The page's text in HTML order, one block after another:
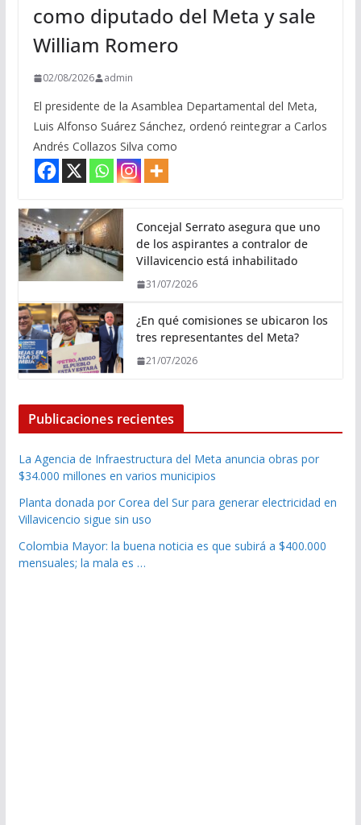
como diputado del Meta y sale
William Romero
02/08/2026 admin
El presidente de la Asamblea Departamental del Meta,
Luis Alfonso Suárez Sánchez, ordenó reintegrar a Carlos
Andrés Collazos Silva como
Concejal Serrato asegura que uno
de los aspirantes a contralor de
Villavicencio está inhabilitado
31/07/2026
¿En qué comisiones se ubicaron los
tres representantes del Meta?
21/07/2026
Publicaciones recientes
La Agencia de Infraestructura del Meta anuncia obras por
$34.000 millones en varios municipios
Planta donada por Corea del Sur para generar electricidad en
Villavicencio sigue sin uso
Colombia Mayor: la buena noticia es que subirá a $400.000
mensuales; la mala es …